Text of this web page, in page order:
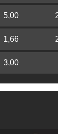
5,00
1,66
3,00